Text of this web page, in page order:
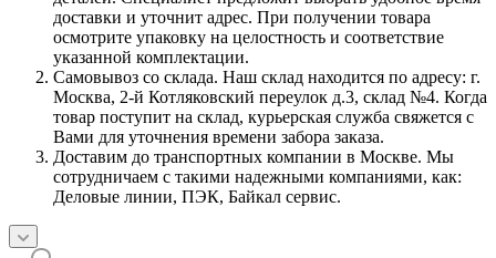
доставки и уточнит адрес. При получении товара
осмотрите упаковку на целостность и соответствие
указанной комплектации.
Самовывоз со склада. Наш склад находится по адресу: г.
Москва, 2-й Котляковский переулок д.3, склад №4. Когда
товар поступит на склад, курьерская служба свяжется с
Вами для уточнения времени забора заказа.
Доставим до транспортных компании в Москве. Мы
сотрудничаем с такими надежными компаниями, как:
Деловые линии, ПЭК, Байкал сервис.